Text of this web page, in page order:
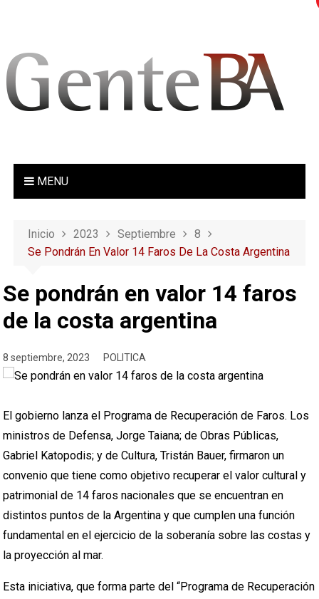
o
MENU
Inicio 2023 Septiembre
8
Se Pondrán En Valor 14 Faros De La Costa Argentina
Se pondrán en valor 14 faros
de la costa argentina
8 septiembre, 2023 POLITICA
El gobierno lanza el Programa de Recuperación de Faros. Los
ministros de Defensa, Jorge Taiana; de Obras Públicas,
Gabriel Katopodis; y de Cultura, Tristán Bauer, firmaron un
convenio que tiene como objetivo recuperar el valor cultural y
patrimonial de 14 faros nacionales que se encuentran en
distintos puntos de la Argentina y que cumplen una función
fundamental en el ejercicio de la soberanía sobre las costas y
la proyección al mar.
Esta iniciativa, que forma parte del “Programa de Recuperación